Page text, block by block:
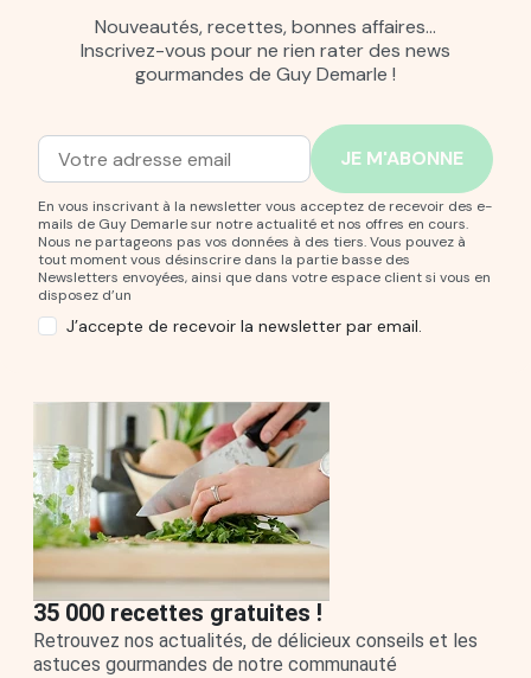
Nouveautés, recettes, bonnes affaires…
Inscrivez-vous pour ne rien rater des news
gourmandes de Guy Demarle !
Adresse mail
Entrez votre adresse mail pour vous abonner à notre
En vous inscrivant à la newsletter vous acceptez de recevoir des e-
mails de Guy Demarle sur notre actualité et nos offres en cours.
Nous ne partageons pas vos données à des tiers. Vous pouvez à
tout moment vous désinscrire dans la partie basse des
Newsletters envoyées, ainsi que dans votre espace client si vous en
disposez d’un
J’accepte de recevoir la newsletter par email.
35 000 recettes gratuites !
Retrouvez nos actualités, de délicieux conseils et les
astuces gourmandes de notre communauté